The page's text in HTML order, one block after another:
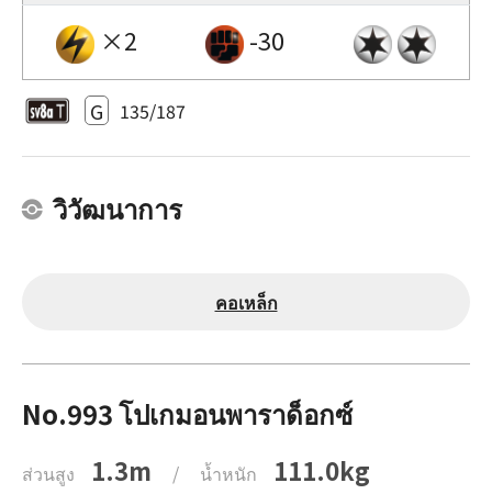
×2 -30
G 135/187
วิวัฒนาการ
คอเหล็ก
No.993 โปเกมอนพาราด็อกซ์
ส่วนสูง 1.3m / น้ำหนัก 111.0kg